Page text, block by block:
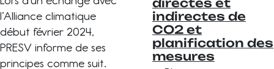
l’Alliance climatique
début février 2024,
PRESV informe de ses
principes comme suit.
directes et
indirectes de
CO2 et
planification des
mesures